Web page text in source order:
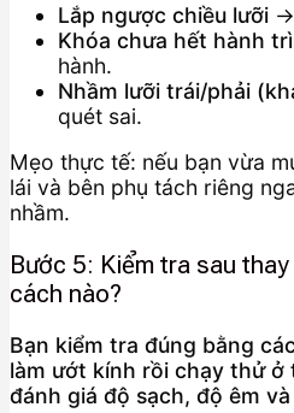
Lắp ngược chiều lưỡi
Khóa chưa hết hành
hành.
Nhầm lưỡi trái/phải
quét sai.
Mẹo thực tế: nếu bạn vừa
lái và bên phụ tách riêng
nhầm.
Bước 5: Kiểm tra sau
cách nào?
Bạn kiểm tra đúng bằng
làm ướt kính rồi chạy thử ở
đánh giá độ sạch, độ êm